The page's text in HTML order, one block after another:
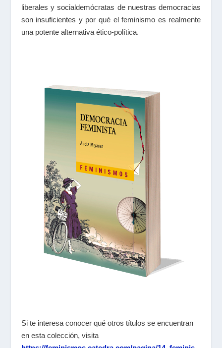
liberales y socialdemócratas de nuestras democracias
son insuficientes y por qué el feminismo es realmente
una potente alternativa ético-política.
Si te interesa conocer qué otros títulos se encuentran
en esta colección, visita